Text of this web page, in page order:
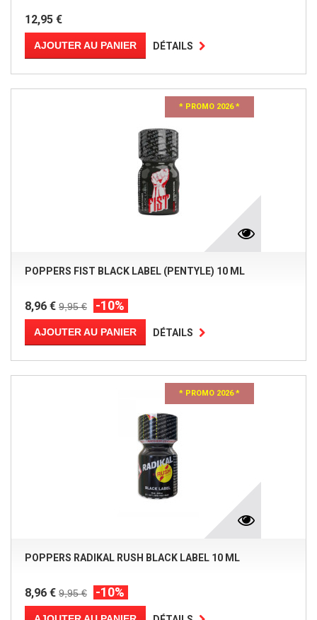
12,95 €
AJOUTER AU PANIER DÉTAILS
* PROMO 2026 *
POPPERS FIST BLACK LABEL (PENTYLE) 10 ML
8,96 € 9,95 € -10%
AJOUTER AU PANIER DÉTAILS
* PROMO 2026 *
POPPERS RADIKAL RUSH BLACK LABEL 10 ML
8,96 € 9,95 € -10%